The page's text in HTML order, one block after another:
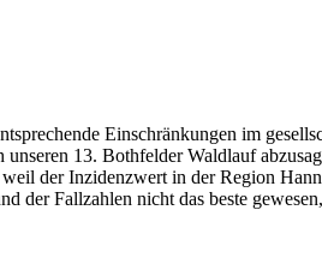
Einschränkungen im
13. Bothfelder Waldlauf
der Inzidenzwert in der Region
der Fallzahlen nicht das beste